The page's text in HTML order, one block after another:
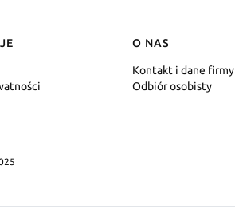
O NAS
Kontakt i dane firmy
Odbiór osobisty